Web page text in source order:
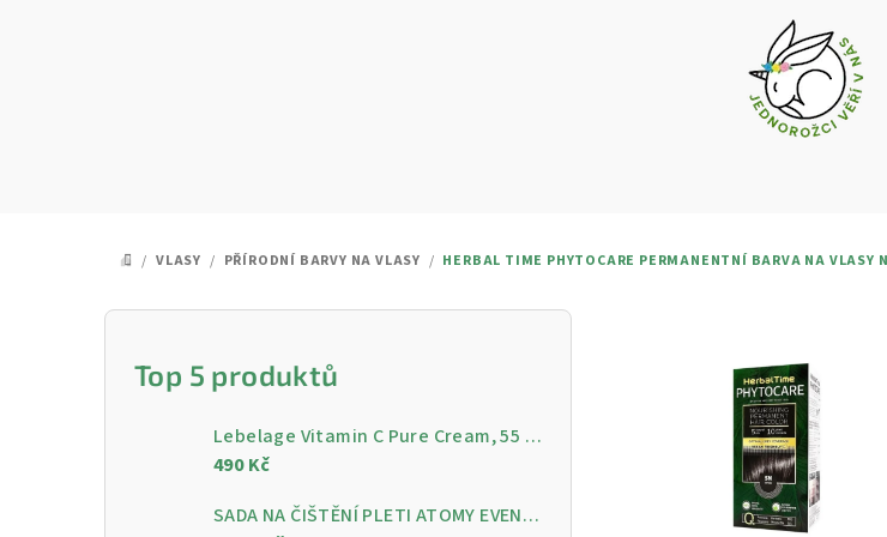
DOMŮ
/ VLASY / PŘÍRODNÍ BARVY NA VLASY / HERBAL TIME PHYTOCARE PERMANENTNÍ BARVA NA VLASY
P
Top 5 produktů
Lebelage Vitamin C Pure Cream, 55 ml - Rozjasňující pleťový krém s vitamínem C
490 Kč
SADA NA ČIŠTĚNÍ PLETI ATOMY EVENING CARE - 4 KROKY PRO ČISTOU A ZÁŘIVOU PLEŤ